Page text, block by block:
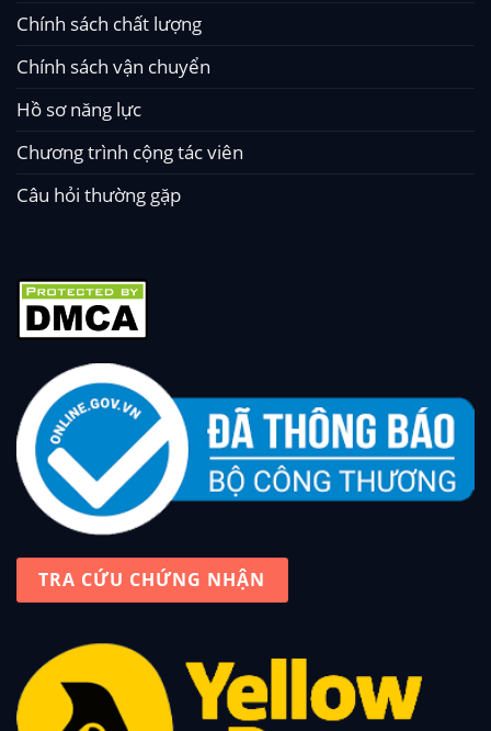
Chính sách chất lượng
Chính sách vận chuyển
Hồ sơ năng lực
Chương trình cộng tác viên
Câu hỏi thường gặp
TRA CỨU CHỨNG NHẬN